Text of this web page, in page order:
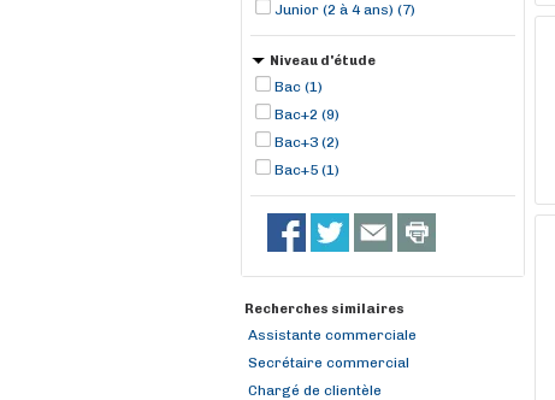
Junior (2 à 4 ans) (7)
Niveau d'étude
Bac (1)
Bac+2 (9)
Bac+3 (2)
Bac+5 (1)
Recherches similaires
Assistante commerciale
Secrétaire commercial
Chargé de clientèle